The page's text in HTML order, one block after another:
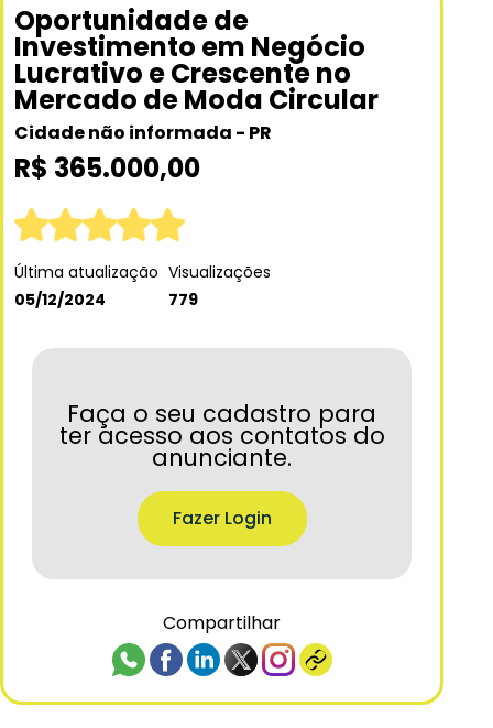
Oportunidade de
Investimento em Negócio
Lucrativo e Crescente no
Mercado de Moda Circular
Cidade não informada - PR
R$ 365.000,00
Última atualização
05/12/2024
Visualizações
779
Faça o seu cadastro para
ter acesso aos contatos do
anunciante.
Fazer Login
Compartilhar